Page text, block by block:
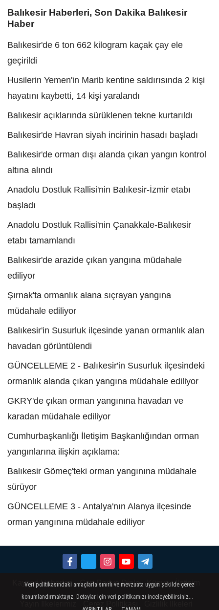
Balıkesir Haberleri, Son Dakika Balıkesir
Haber
Balıkesir'de 6 ton 662 kilogram kaçak çay ele
geçirildi
Husilerin Yemen'in Marib kentine saldırısında 2 kişi
hayatını kaybetti, 14 kişi yaralandı
Balıkesir açıklarında sürüklenen tekne kurtarıldı
Balıkesir'de Havran siyah incirinin hasadı başladı
Balıkesir'de orman dışı alanda çıkan yangın kontrol
altına alındı
Anadolu Dostluk Rallisi'nin Balıkesir-İzmir etabı
başladı
Anadolu Dostluk Rallisi'nin Çanakkale-Balıkesir
etabı tamamlandı
Balıkesir'de arazide çıkan yangına müdahale
ediliyor
Şırnak'ta ormanlık alana sıçrayan yangına
müdahale ediliyor
Balıkesir'in Susurluk ilçesinde yanan ormanlık alan
havadan görüntülendi
GÜNCELLEME 2 - Balıkesir'in Susurluk ilçesindeki
ormanlık alanda çıkan yangına müdahale ediliyor
GKRY'de çıkan orman yangınına havadan ve
karadan müdahale ediliyor
Cumhurbaşkanlığı İletişim Başkanlığından orman
yangınlarına ilişkin açıklama:
Balıkesir Gömeç'teki orman yangınına müdahale
sürüyor
GÜNCELLEME 3 - Antalya'nın Alanya ilçesinde
orman yangınına müdahale ediliyor
Kayseri Haberleri Can Radyo Dinle Künye İletişim
Veri politikasındaki amaçlarla sınırlı ve mevzuata uygun şekilde çerez
konumlandırmaktayız. Detaylar için veri politikamızı inceleyebilirsiniz...